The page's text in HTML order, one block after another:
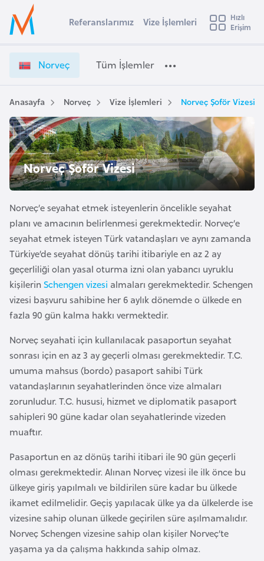
Ülke Seçimi
Başvuru yapmak istediğiniz ülkeyi seçin
Üye
Girişi
o
v
e
ç
V
i
z
e
İ
ş
e
m
l
e
r
i
e
t
ş
i
Referanslarımız Vize İşlemleri
Hızlı
Erişim
Norveç Tüm İşlemler
Anasayfa Norveç Vize İşlemleri Norveç Şoför Vizesi
Norveç Şoför Vizesi
Norveç’e seyahat etmek isteyenlerin öncelikle seyahat
planı ve amacının belirlenmesi gerekmektedir. Norveç’e
seyahat etmek isteyen Türk vatandaşları ve aynı zamanda
Türkiye’de seyahat dönüş tarihi itibariyle en az 2 ay
geçerliliği olan yasal oturma izni olan yabancı uyruklu
kişilerinSchengen vizesi almaları gerekmektedir. Schengen
vizesi başvuru sahibine her 6 aylık dönemde o ülkede en
fazla 90 gün kalma hakkı vermektedir.
Norveç seyahati için kullanılacak pasaportun seyahat
sonrası için en az 3 ay geçerli olması gerekmektedir. T.C.
umuma mahsus (bordo) pasaport sahibi Türk
vatandaşlarının seyahatlerinden önce vize almaları
zorunludur. T.C. hususi, hizmet ve diplomatik pasaport
sahipleri 90 güne kadar olan seyahatlerinde vizeden
muaftır.
Pasaportun en az dönüş tarihi itibari ile 90 gün geçerli
olması gerekmektedir. Alınan Norveç vizesi ile ilk önce bu
ülkeye giriş yapılmalı ve bildirilen süre kadar bu ülkede
ikamet edilmelidir. Geçiş yapılacak ülke ya da ülkelerde ise
vizesine sahip olunan ülkede geçirilen süre aşılmamalıdır.
Norveç Schengen vizesine sahip olan kişiler Norveç’te
yaşama ya da çalışma hakkında sahip olmaz.
s
t
r
a
A
v
u
s
t
u
r
y
a
A
z
a
c
B
a
h
r
e
y